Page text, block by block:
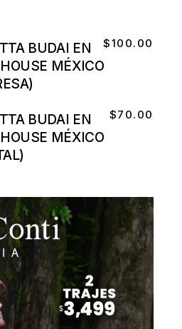
BUDAI EN
MÉXICO
$100.00
BUDAI EN
MÉXICO
$70.00